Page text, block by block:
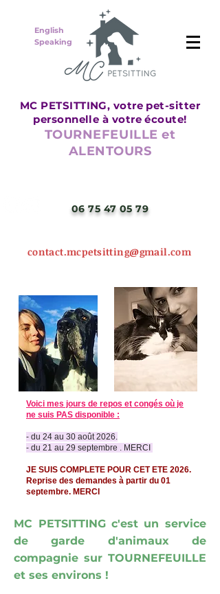
English
Speaking
MC PETSITTING, votre pet-sitter
personnelle à votre écoute!
TOURNEFEUILLE et
ALENTOURS
06 75 47 05 79
contact.mcpetsitting@gmail.com
Voici mes jours de repos et congés où je
ne suis PAS disponible :
- du 24 au 30 août 2026.
- du 21 au 29 septembre . MERCI
JE SUIS COMPLETE POUR CET ETE 2026.
Reprise des demandes à partir du 01
septembre. MERCI
MC PETSITTING c'est un service
de garde d'animaux de
compagnie sur TOURNEFEUILLE
et ses environs !